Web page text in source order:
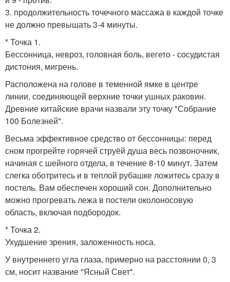
3. продолжительность точечного массажа в каждой точке
не должно превышать 3-4 минуты.
* Точка 1.
Бессонница, невроз, головная боль, вегето - сосудистая
дистония, мигрень.
Расположена на голове в теменной ямке в центре
линии, соединяющей верхние точки ушных раковин.
Древние китайские врачи назвали эту точку "Собрание
100 Болезней".
Весьма эффективное средство от бессонницы: перед
сном прогрейте горячей струёй душа весь позвоночник,
начиная с шейного отдела, в течение 8-10 минут. Затем
слегка оботритесь и в теплой рубашке ложитесь сразу в
постель. Вам обеспечен хороший сон. Дополнительно
можно прогревать лежа в постели околоносовую
область, включая подбородок.
* Точка 2.
Ухудшение зрения, заложенность носа.
У внутреннего угла глаза, примерно на расстоянии 0, 3
см, носит название "Ясный Свет".